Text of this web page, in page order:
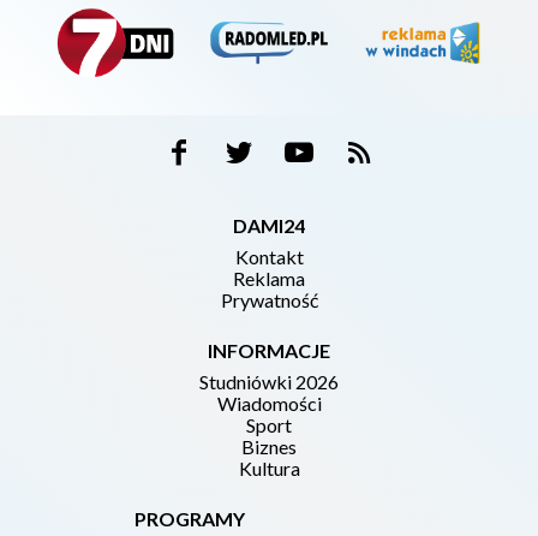
DAMI24
Kontakt
Reklama
Prywatność
INFORMACJE
Studniówki 2026
Wiadomości
Sport
Biznes
Kultura
PROGRAMY